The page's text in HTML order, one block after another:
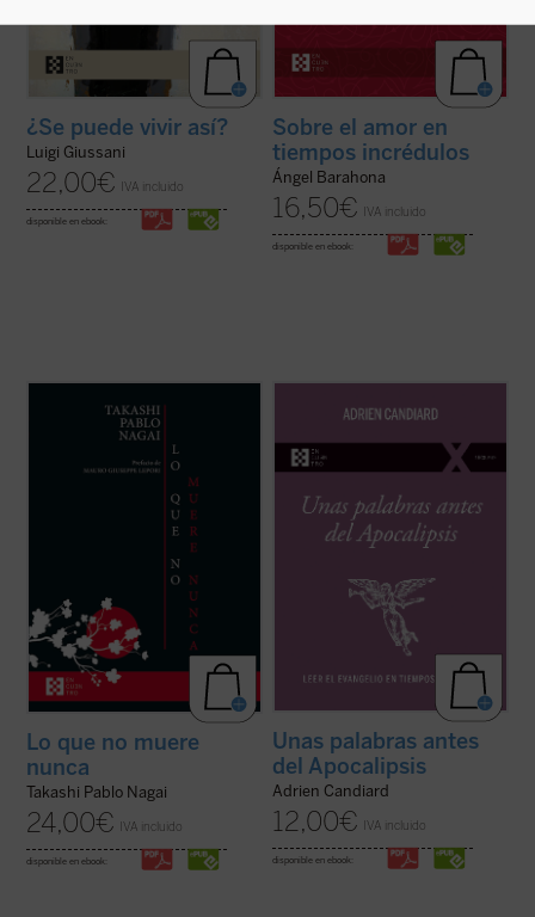
¿Se puede vivir así?
Luigi Giussani
22,00€ IVA incluido
disponible en ebook:
Sobre el amor en
tiempos incrédulos
Ángel Barahona
16,50€ IVA incluido
disponible en ebook:
de Takashi Nagai, en la que el autor recorre
su vida, desde la infancia hasta el día de la
explosión de la bomba atómica, captando
los numerosos acontecimientos que se
Lo que no muere
nunca
Takashi Pablo Nagai
24,00€ IVA incluido
disponible en ebook:
últimas décadas del siglo XX, el dominico
en un mundo firme y tranquilizador que, de
modo casi repentino, se ha hundido en el
Unas palabras antes
del Apocalipsis
Adrien Candiard
12,00€ IVA incluido
disponible en ebook: